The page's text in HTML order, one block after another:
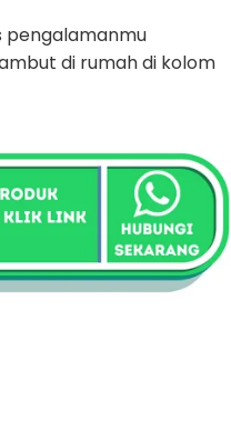
pengalamanmu
di rumah di kolom